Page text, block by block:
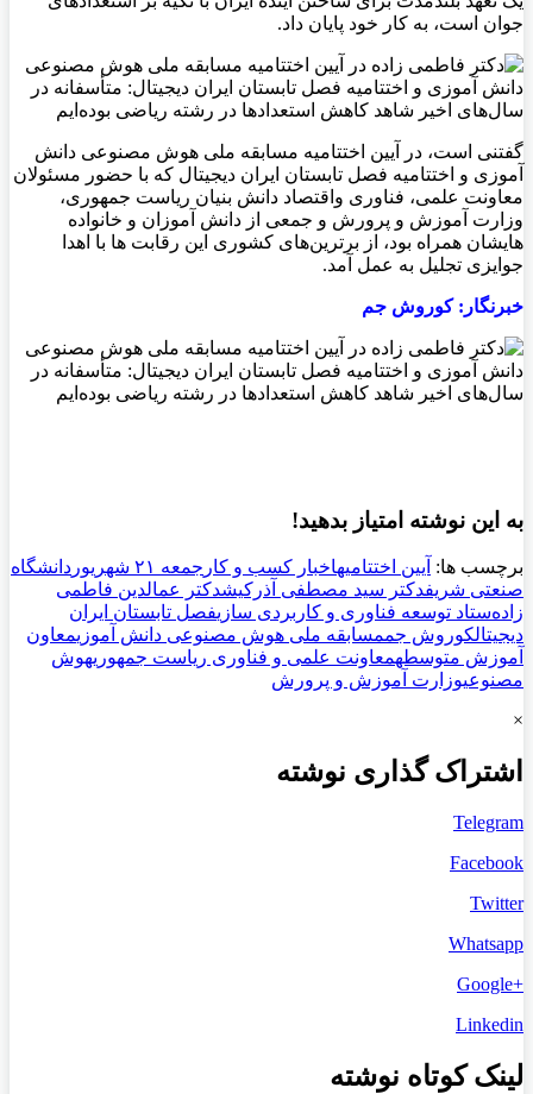
جوان است، به کار خود پایان داد.
گفتنی است، در آیین اختتامیه مسابقه ملی هوش مصنوعی دانش
آموزی و اختتامیه فصل تابستان ایران دیجیتال که با حضور مسئولان
معاونت علمی، فناوری واقتصاد دانش بنیان ریاست جمهوری،
وزارت آموزش و پرورش و جمعی از دانش آموزان و خانواده
هایشان همراه بود، از برترین‌های کشوری این رقابت ها با اهدا
جوایزی تجلیل به عمل آمد.
خبرنگار: کوروش جم
به این نوشته امتیاز بدهید!
برچسب ها: آیین اختتامیهاخبار کسب و کار جمعه ۲۱ شهریور
دانشگاه
صنعتی شریفدکتر سید مصطفی آذرکیشدکتر عمالدین فاطمی
زاده‌ستاد توسعه فناوری و کاربردی سازیفصل تابستان ایران
دیجیتالکوروش جممسابقه ملی هوش مصنوعی دانش آموزیمعاون
آموزش متوسطهمعاونت‌ علمی و فناوری ریاست جمهوریهوش
مصنوعیوزارت آموزش و پرورش
×
اشتراک گذاری نوشته
Telegram
Facebook
Twitter
Whatsapp
+Google
Linkedin
لینک کوتاه نوشته